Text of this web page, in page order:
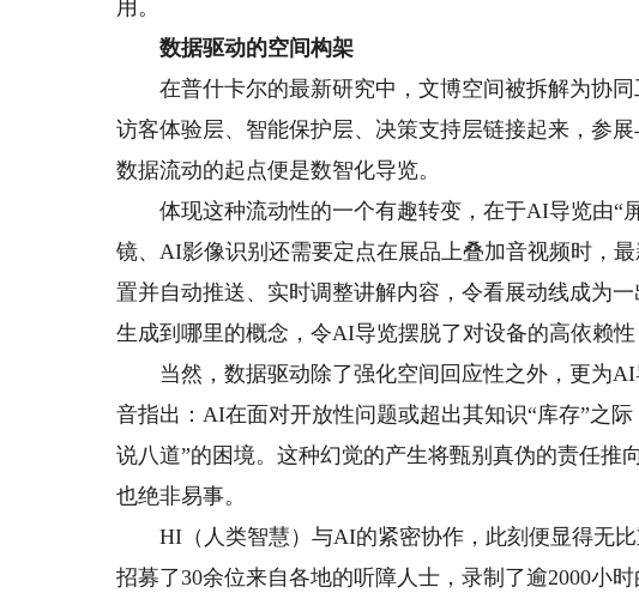
用。
数据驱动的空间构架
在普什卡尔的最新研究中，文博空间被拆解为协同
访客体验层、智能保护层、决策支持层链接起来，参
数据流动的起点便是数智化导览。
体现这种流动性的一个有趣转变，在于AI导览由“
镜、AI影像识别还需要定点在展品上叠加音视频时，
置并自动推送、实时调整讲解内容，令看展动线成为
生成到哪里的概念，令AI导览摆脱了对设备的高依赖
当然，数据驱动除了强化空间回应性之外，更为AI
音指出：AI在面对开放性问题或超出其知识“库存”之
说八道”的困境。这种幻觉的产生将甄别真伪的责任推
也绝非易事。
HI（人类智慧）与AI的紧密协作，此刻便显得无比
招募了30余位来自各地的听障人士，录制了逾2000小